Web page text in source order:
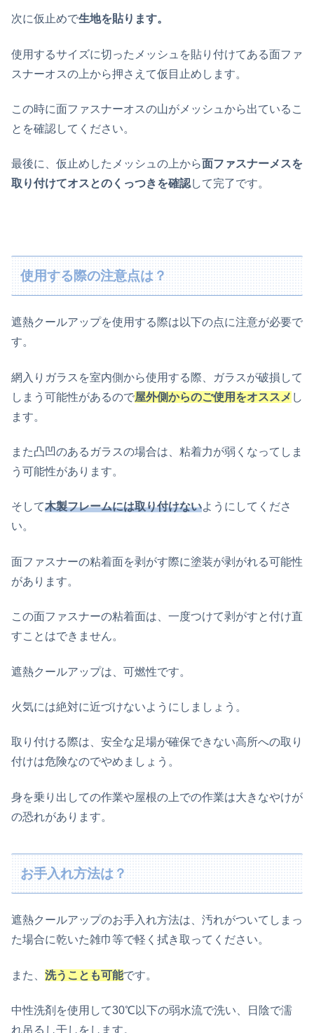
次に仮止めで生地を貼ります。
使用するサイズに切ったメッシュを貼り付けてある面ファ
スナーオスの上から押さえて仮目止めします。
この時に面ファスナーオスの山がメッシュから出ているこ
とを確認してください。
最後に、仮止めしたメッシュの上から面ファスナーメスを
取り付けてオスとのくっつきを確認して完了です。
使用する際の注意点は？
遮熱クールアップを使用する際は以下の点に注意が必要で
す。
網入りガラスを室内側から使用する際、ガラスが破損して
しまう可能性があるので屋外側からのご使用をオススメ し
ます。
また凸凹のあるガラスの場合は、粘着力が弱くなってしま
う可能性があります。
そして木製フレームには取り付けないようにしてくださ
い。
面ファスナーの粘着面を剥がす際に塗装が剥がれる可能性
があります。
この面ファスナーの粘着面は、一度つけて剥がすと付け直
すことはできません。
遮熱クールアップは、可燃性です。
火気には絶対に近づけないようにしましょう。
取り付ける際は、安全な足場が確保できない高所への取り
付けは危険なのでやめましょう。
身を乗り出しての作業や屋根の上での作業は大きなやけが
の恐れがあります。
お手入れ方法は？
遮熱クールアップのお手入れ方法は、汚れがついてしまっ
た場合に乾いた雑巾等で軽く拭き取ってください。
また、 洗うことも可能です。
中性洗剤を使用して30℃以下の弱水流で洗い、日陰で濡
れ吊るし干しをします。